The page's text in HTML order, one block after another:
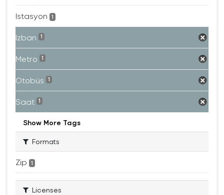
Istasyon 1
Izban 1
Metro 1
Otobüs 1
Saat 1
Show More Tags
Formats
Zip 1
Licenses